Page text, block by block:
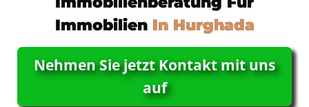
Immobilien In Hurghada
Nehmen Sie jetzt Kontakt mit uns
auf